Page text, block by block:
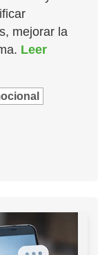
mejorar la
Leer